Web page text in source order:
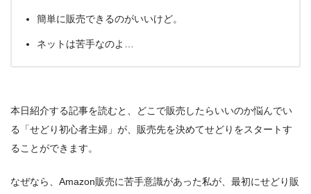
簡単に販売できるのがいいけど。
ネットは苦手なのよ…
本日紹介する記事を読むと、どこで販売したらいいのか悩んでい
る「せどり初心者主婦」が、販売先を決めてせどりをスタートす
ることができます。
なぜなら、Amazon販売に苦手意識があった私が、最初にせどり販